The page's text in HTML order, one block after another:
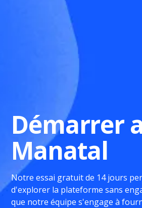
Démarrer
Manatal
Notre essai gratuit de 14 jours
d'explorer la plateforme sans
que notre équipe s'engage à